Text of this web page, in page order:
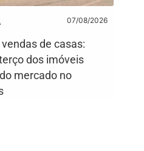
07/08/2026
de casas:
dos imóveis
mercado no